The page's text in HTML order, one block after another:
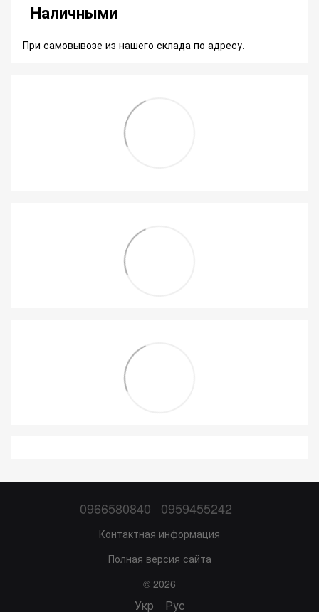
- Наличными
При самовывозе из нашего склада по адресу.
0966580840 0959455242
Контактная информация
Полная версия сайта
© 2026
Укр Рус